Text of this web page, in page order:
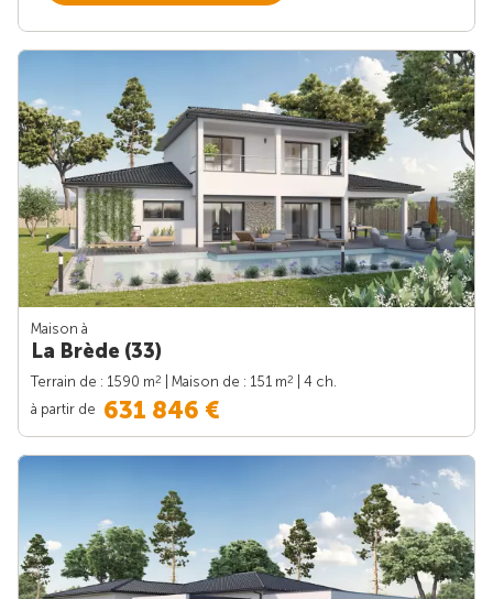
Maison à
La Brède (33)
Terrain de : 1590 m2 | Maison de : 151 m2
| 4 ch.
à partir de 631 846 €